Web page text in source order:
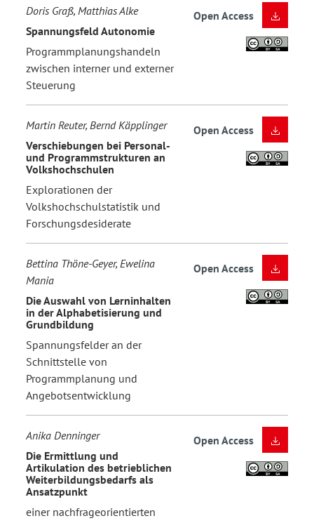
Doris Graß, Matthias Alke
Spannungsfeld Autonomie
Programmplanungshandeln
zwischen interner und externer
Steuerung
Open Access
Martin Reuter, Bernd Käpplinger
Verschiebungen bei Personal-
und Programmstrukturen an
Volkshochschulen
Explorationen der
Volkshochschulstatistik und
Forschungsdesiderate
Open Access
Bettina Thöne-Geyer, Ewelina
Mania
Die Auswahl von Lerninhalten
in der Alphabetisierung und
Grundbildung
Spannungsfelder an der
Schnittstelle von
Programmplanung und
Angebotsentwicklung
Open Access
Anika Denninger
Die Ermittlung und
Artikulation des betrieblichen
Weiterbildungsbedarfs als
Ansatzpunkt
einer nachfrageorientierten
Open Access